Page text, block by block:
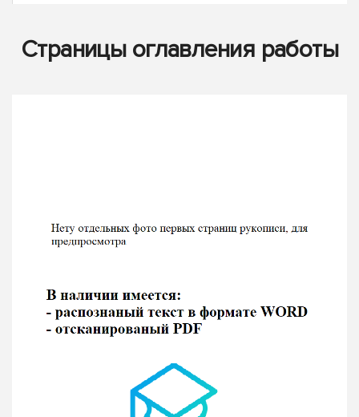
Страницы оглавления работы